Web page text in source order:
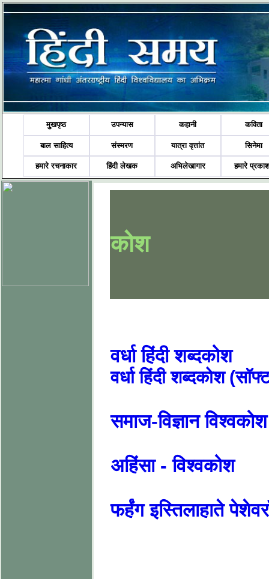
मुखपृष्ठ उपन्यास कहानी कविता
बाल साहित्य संस्मरण यात्रा वृत्तांत सिनेमा
हमारे रचनाकार हिंदी लेखक अभिलेखागार हमारे
कोश
वर्धा हिंदी शब्दकोश
वर्धा हिंदी शब्दकोश
समाज-विज्ञान विश्वकोश
अहिंसा - विश्वकोश
फर्हंग इस्तिलाहाते